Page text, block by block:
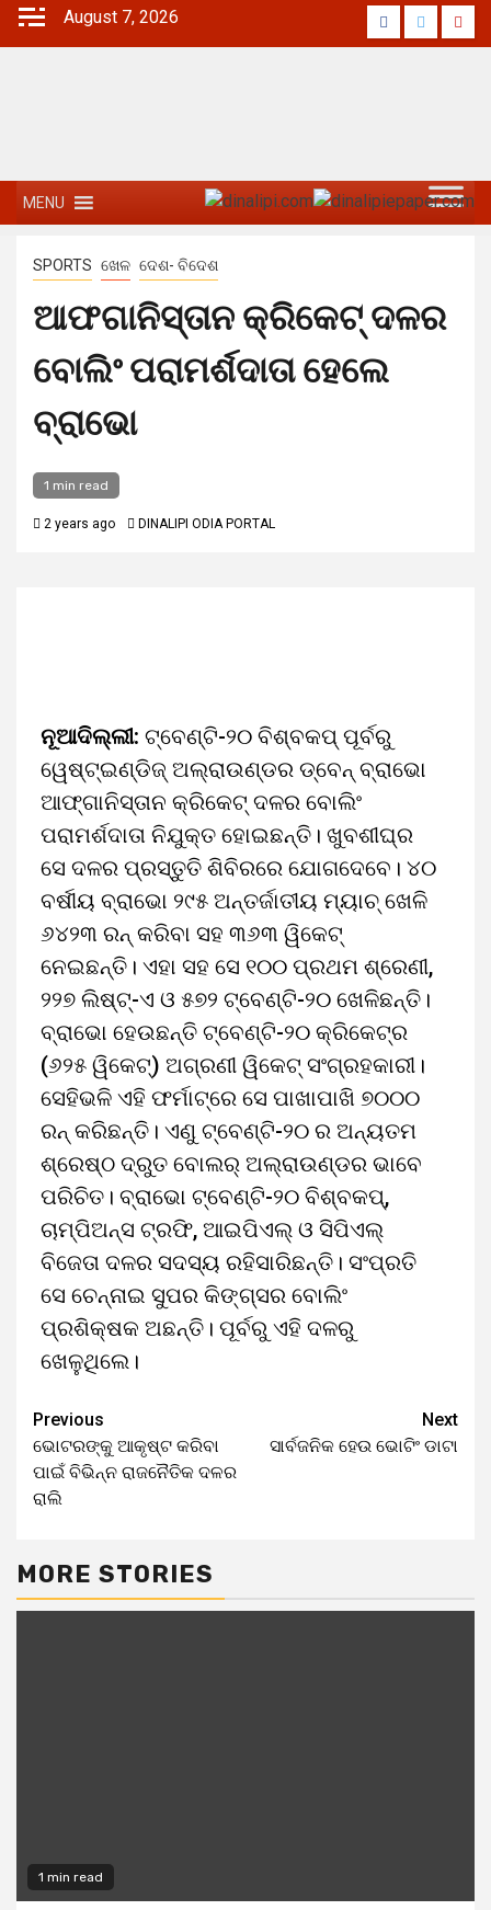
August 7, 2026
MENU
SPORTS ଖେଳ ଦେଶ- ବିଦେଶ
ଆଫଗାନିସ୍ତାନ କ୍ରିକେଟ୍ ଦଳର
ବୋଲିଂ ପରାମର୍ଶଦାତା ହେଲେ
ବ୍ରାଭୋ
1 min read
2 years ago DINALIPI ODIA PORTAL
ନୂଆଦିଲ୍ଲୀ: ଟ୍ବେଣ୍ଟି-୨୦ ବିଶ୍ବକପ୍ ପୂର୍ବରୁ
ୱେଷ୍ଟ୍ଇଣ୍ଡିଜ୍ ଅଲ୍ରାଉଣ୍ଡର ଡ୍ବେନ୍ ବ୍ରାଭୋ
ଆଫ୍ଗାନିସ୍ତାନ କ୍ରିକେଟ୍ ଦଳର ବୋଲିଂ
ପରାମର୍ଶଦାତା ନିଯୁକ୍ତ ହୋଇଛନ୍ତି। ଖୁବଶୀଘ୍ର
ସେ ଦଳର ପ୍ରସ୍ତୁତି ଶିବିରରେ ଯୋଗଦେବେ। ୪୦
ବର୍ଷୀୟ ବ୍ରାଭୋ ୨୯୫ ଅନ୍ତର୍ଜାତୀୟ ମ୍ୟାଚ୍ ଖେଳି
୬୪୨୩ ରନ୍ କରିବା ସହ ୩୬୩ ୱିକେଟ୍
ନେଇଛନ୍ତି। ଏହା ସହ ସେ ୧୦୦ ପ୍ରଥମ ଶ୍ରେଣୀ,
୨୨୭ ଲିଷ୍ଟ୍-ଏ ଓ ୫୭୨ ଟ୍ବେଣ୍ଟି-୨୦ ଖେଳିଛନ୍ତି।
ବ୍ରାଭୋ ହେଉଛନ୍ତି ଟ୍ବେଣ୍ଟି-୨୦ କ୍ରିକେଟ୍ର
(୬୨୫ ୱିକେଟ୍) ଅଗ୍ରଣୀ ୱିକେଟ୍ ସଂଗ୍ରହକାରୀ।
ସେହିଭଳି ଏହି ଫର୍ମାଟ୍ରେ ସେ ପାଖାପାଖି ୭୦୦୦
ରନ୍ କରିଛନ୍ତି। ଏଣୁ ଟ୍ବେଣ୍ଟି-୨୦ ର ଅନ୍ୟତମ
ଶ୍ରେଷ୍ଠ ଦ୍ରୁତ ବୋଲର୍ ଅଲ୍ରାଉଣ୍ଡର ଭାବେ
ପରିଚିତ। ବ୍ରାଭୋ ଟ୍ବେଣ୍ଟି-୨୦ ବିଶ୍ବକପ୍,
ଚାମ୍ପିଅନ୍ସ ଟ୍ରଫି, ଆଇପିଏଲ୍ ଓ ସିପିଏଲ୍
ବିଜେତା ଦଳର ସଦସ୍ୟ ରହିସାରିଛନ୍ତି। ସଂପ୍ରତି
ସେ ଚେନ୍ନାଇ ସୁପର କିଙ୍ଗ୍ସର ବୋଲିଂ
ପ୍ରଶିକ୍ଷକ ଅଛନ୍ତି। ପୂର୍ବରୁ ଏହି ଦଳରୁ
ଖେଳୁଥିଲେ।
Previous
ଭୋଟରଙ୍କୁ ଆକୃଷ୍ଟ କରିବା
ପାଇଁ ବିଭିନ୍ନ ରାଜନୈତିକ ଦଳର
ରାଲି
Next
ସାର୍ବଜନିକ ହେଉ ଭୋଟିଂ ଡାଟା
MORE STORIES
1 min read